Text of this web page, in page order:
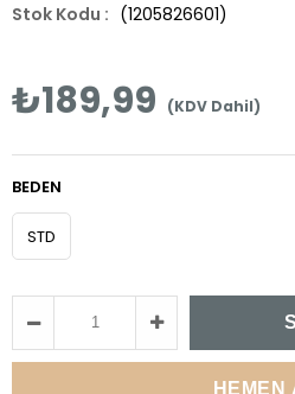
(1205826601)
₺189,99 (KDV Dahil)
BEDEN
STD